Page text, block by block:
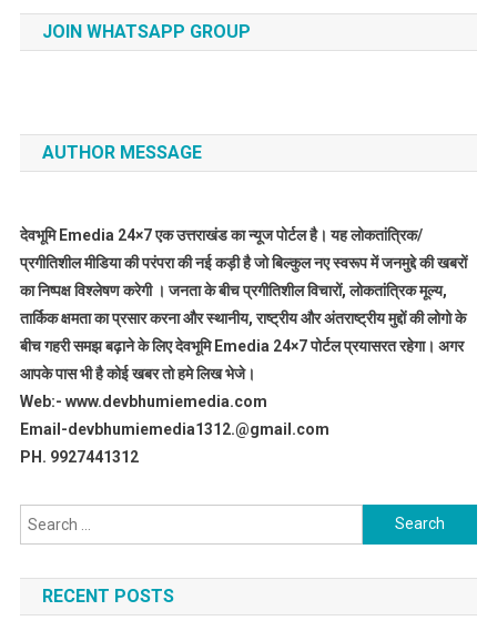
JOIN WHATSAPP GROUP
AUTHOR MESSAGE
देवभूमि Emedia 24×7 एक उत्तराखंड का न्यूज पोर्टल है। यह लोकतांत्रिक/
प्रगीतिशील मीडिया की परंपरा की नई कड़ी है जो बिल्कुल नए स्वरूप में जनमुद्दे की खबरों
का निष्पक्ष विश्लेषण करेगी । जनता के बीच प्रगीतिशील विचारों, लोकतांत्रिक मूल्य,
तार्किक क्षमता का प्रसार करना और स्थानीय, राष्ट्रीय और अंतराष्ट्रीय मुद्दों की लोगो के
बीच गहरी समझ बढ़ाने के लिए देवभूमि Emedia 24×7 पोर्टल प्रयासरत रहेगा। अगर
आपके पास भी है कोई खबर तो हमे लिख भेजे।
Web:- www.devbhumiemedia.com
Email-devbhumiemedia1312.@gmail.com
PH. 9927441312
Search
for:
RECENT POSTS